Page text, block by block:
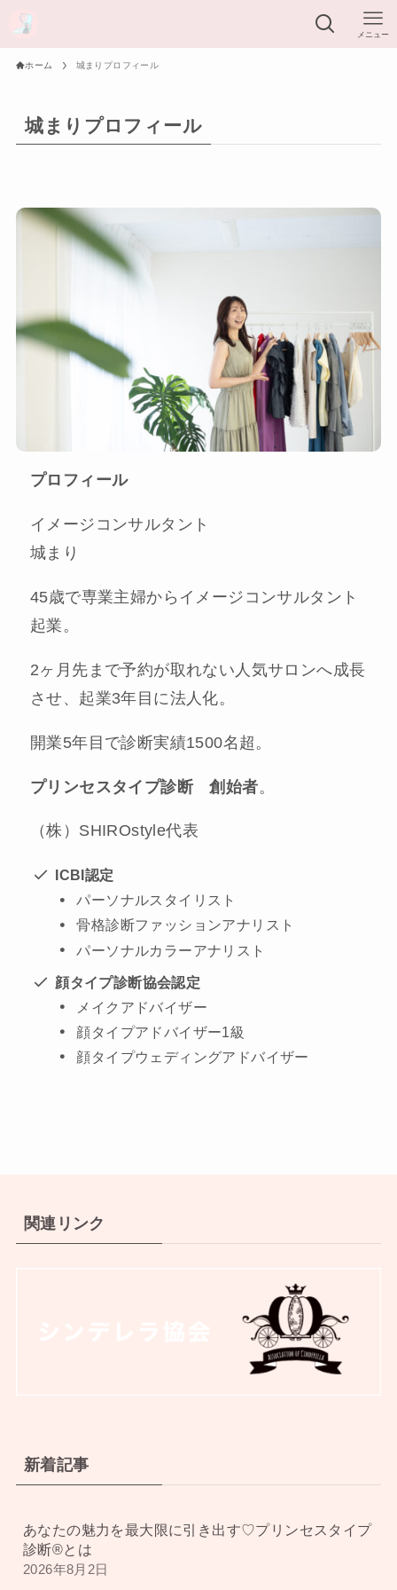
メニュー
ホーム 城まりプロフィール
城まりプロフィール
プロフィール
イメージコンサルタント
城まり
45歳で専業主婦からイメージコンサルタント
起業。
2ヶ月先まで予約が取れない人気サロンへ成長
させ、起業3年目に法人化。
開業5年目で診断実績1500名超。
プリンセスタイプ診断 創始者。
（株）SHIROstyle代表
ICBI認定
パーソナルスタイリスト
骨格診断ファッションアナリスト
パーソナルカラーアナリスト
顔タイプ診断協会認定
メイクアドバイザー
顔タイプアドバイザー1級
顔タイプウェディングアドバイザー
関連リンク
新着記事
あなたの魅力を最大限に引き出す♡プリンセスタイプ
診断®︎とは
2026年8月2日